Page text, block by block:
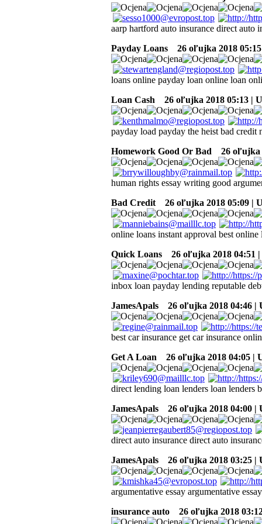
aarp hartford auto insurance direct auto
Payday Loans
26 oľujka 2018
loans online payday loan online loan
Loan Cash
26 oľujka 2018 05:13 |
payday load payday the heist bad
Homework Good Or Bad
26 oľujka
human rights essay writing good
Bad Credit
26 oľujka 2018 05:09 |
online loans instant approval best
Quick Loans
26 oľujka 2018 04:51
inbox loan payday lending reputable
JamesApals
26 oľujka 2018 04:46 |
best car insurance get car insurance
Get A Loan
26 oľujka 2018 04:05 |
direct lending loan lenders loan lenders
JamesApals
26 oľujka 2018 04:00 |
direct auto insurance direct auto
JamesApals
26 oľujka 2018 03:25 |
argumentative essay argumentative
insurance auto
26 oľujka 2018